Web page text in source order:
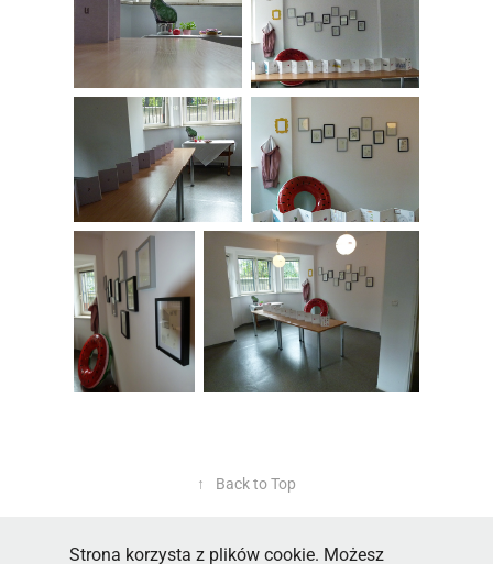
↑ Back to Top
Strona korzysta z plików cookie. Możesz